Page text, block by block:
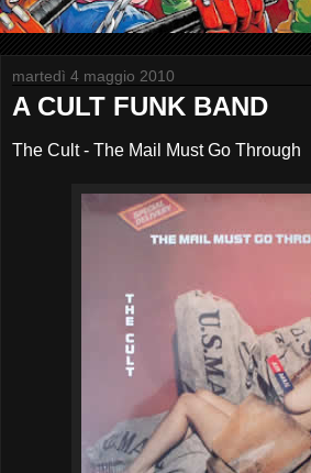
martedì 4 maggio 2010
A CULT FUNK BAND
The Cult - The Mail Must Go Through